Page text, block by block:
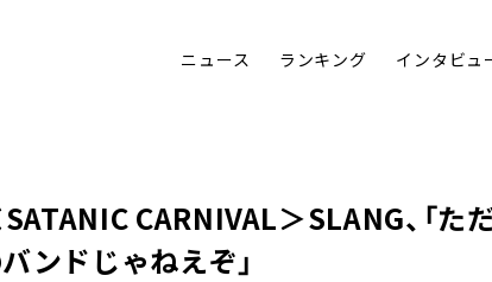
ニュース ランキング インタビュ
CARNIVAL＞SLANG、「た
ンドじゃねえぞ」